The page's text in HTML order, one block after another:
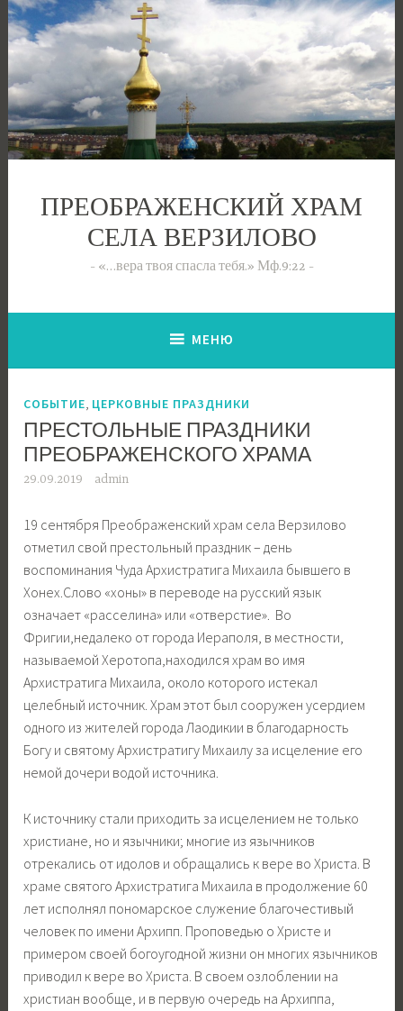
Перейти
к
содержимому
ПРЕОБРАЖЕНСКИЙ ХРАМ
СЕЛА ВЕРЗИЛОВО
«…вера твоя спасла тебя.» Мф.9:22
МЕНЮ
СОБЫТИЕ ЦЕРКОВНЫЕ ПРАЗДНИКИ
ПРЕСТОЛЬНЫЕ ПРАЗДНИКИ
ПРЕОБРАЖЕНСКОГО ХРАМА
29.09.2019 admin
19 сентября Преображенский храм села Верзилово
отметил свой престольный праздник – день
воспоминания Чуда Архистратига Михаила бывшего в
Хонех.Слово «хоны» в переводе на русский язык
означает «расселина» или «отверстие». Во
Фригии,недалеко от города Иераполя, в местности,
называемой Херотопа,находился храм во имя
Архистратига Михаила, около которого истекал
целебный источник. Храм этот был сооружен усердием
одного из жителей города Лаодикии в благодарность
Богу и святому Архистратигу Михаилу за исцеление его
немой дочери водой источника.
К источнику стали приходить за исцелением не только
христиане, но и язычники; многие из язычников
отрекались от идолов и обращались к вере во Христа. В
храме святого Архистратига Михаила в продолжение 60
лет исполнял пономарское служение благочестивый
человек по имени Архипп. Проповедью о Христе и
примером своей богоугодной жизни он многих язычников
приводил к вере во Христа. В своем озлоблении на
христиан вообще, и в первую очередь на Архиппа,